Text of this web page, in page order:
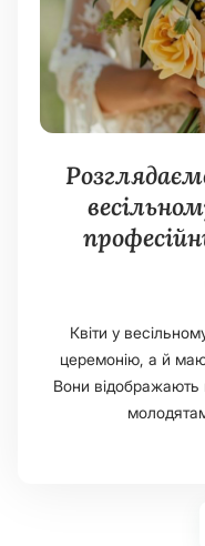
Квіти у
церемонію, а й
Вони відображають